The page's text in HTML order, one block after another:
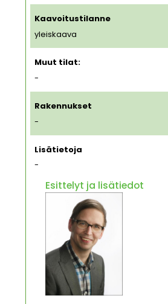
Kaavoitustilanne
yleiskaava
Muut tilat:
-
Rakennukset
-
Lisätietoja
-
Esittelyt ja lisätiedot